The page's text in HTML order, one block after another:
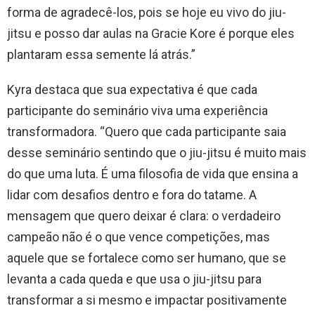
forma de agradecê-los, pois se hoje eu vivo do jiu-
jitsu e posso dar aulas na Gracie Kore é porque eles
plantaram essa semente lá atrás.”
Kyra destaca que sua expectativa é que cada
participante do seminário viva uma experiência
transformadora. “Quero que cada participante saia
desse seminário sentindo que o jiu-jitsu é muito mais
do que uma luta. É uma filosofia de vida que ensina a
lidar com desafios dentro e fora do tatame. A
mensagem que quero deixar é clara: o verdadeiro
campeão não é o que vence competições, mas
aquele que se fortalece como ser humano, que se
levanta a cada queda e que usa o jiu-jitsu para
transformar a si mesmo e impactar positivamente